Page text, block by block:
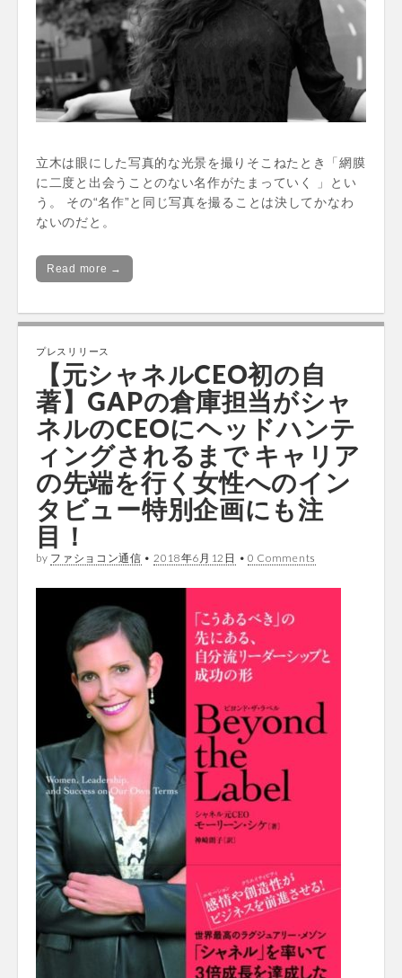
立木は眼にした写真的な光景を撮りそこねたとき「網膜
に二度と出会うことのない名作がたまっていく 」とい
う。 その“名作”と同じ写真を撮ることは決してかなわ
ないのだと。
Read more →
プレスリリース
【元シャネルCEO初の自
著】GAPの倉庫担当がシャ
ネルのCEOにヘッドハンテ
ィングされるまで キャリア
の先端を行く女性へのイン
タビュー特別企画にも注
目！
by ファショコン通信 • 2018年6月12日 • 0 Comments